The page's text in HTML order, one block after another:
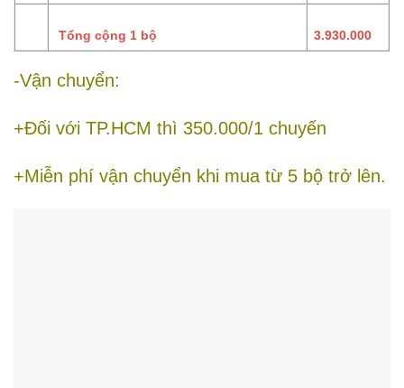
Tổng cộng 1 bộ 3.930.000
-Vận chuyển:
+Đối với TP.HCM thì 350.000/1 chuyến
+Miễn phí vận chuyển khi mua từ 5 bộ trở lên.